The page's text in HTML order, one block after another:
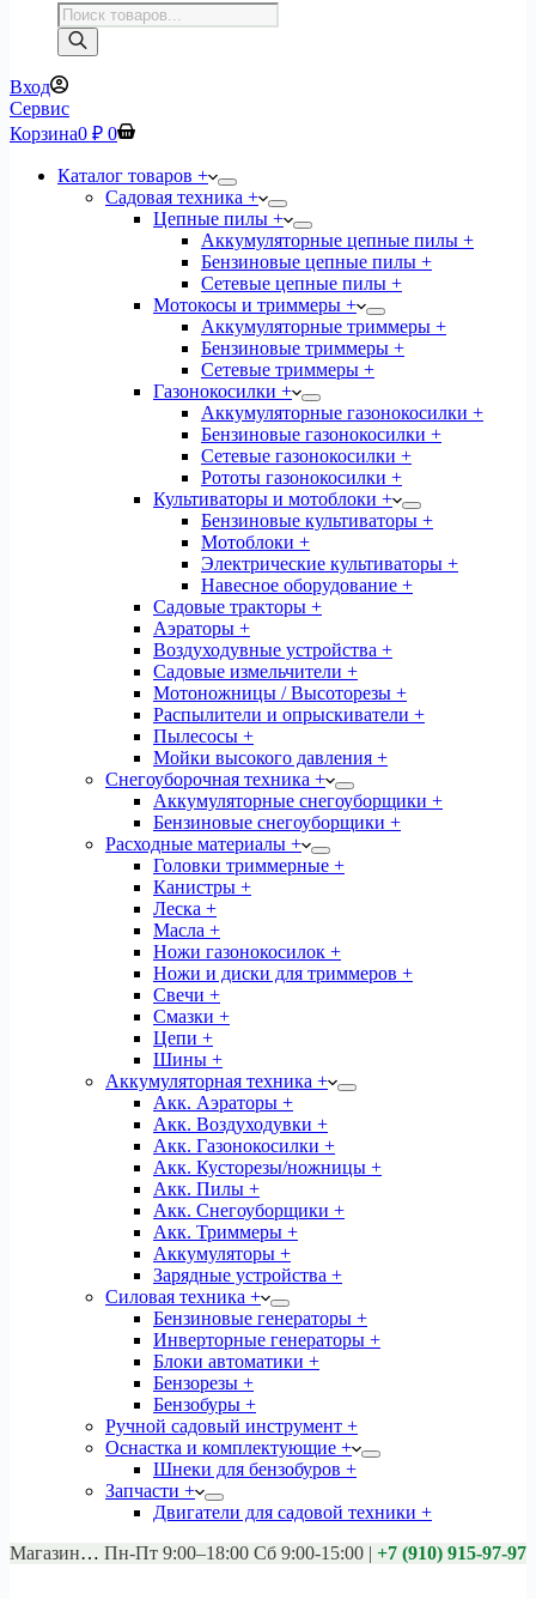
Поиск
товаров
Вход
Сервис
Корзина0 ₽ 0
Каталог товаров +
Садовая техника +
Цепные пилы +
Аккумуляторные цепные пилы +
Бензиновые цепные пилы +
Сетевые цепные пилы +
Мотокосы и триммеры +
Аккумуляторные триммеры +
Бензиновые триммеры +
Сетевые триммеры +
Газонокосилки +
Аккумуляторные газонокосилки +
Бензиновые газонокосилки +
Сетевые газонокосилки +
Рототы газонокосилки +
Культиваторы и мотоблоки +
Бензиновые культиваторы +
Мотоблоки +
Электрические культиваторы +
Навесное оборудование +
Садовые тракторы +
Аэраторы +
Воздуходувные устройства +
Садовые измельчители +
Мотоножницы / Высоторезы +
Распылители и опрыскиватели +
Пылесосы +
Мойки высокого давления +
Снегоуборочная техника +
Аккумуляторные снегоуборщики +
Бензиновые снегоуборщики +
Расходные материалы +
Головки триммерные +
Канистры +
Леска +
Масла +
Ножи газонокосилок +
Ножи и диски для триммеров +
Свечи +
Смазки +
Цепи +
Шины +
Аккумуляторная техника +
Акк. Аэраторы +
Акк. Воздуходувки +
Акк. Газонокосилки +
Акк. Кусторезы/ножницы +
Акк. Пилы +
Акк. Снегоуборщики +
Акк. Триммеры +
Аккумуляторы +
Зарядные устройства +
Силовая техника +
Бензиновые генераторы +
Инверторные генераторы +
Блоки автоматики +
Бензорезы +
Бензобуры +
Ручной садовый инструмент +
Оснастка и комплектующие +
Шнеки для бензобуров +
Запчасти +
Двигатели для садовой техники +
Магазины: Калуга ул. Московская д.113
Пн-Пт 9:00–18:00 Сб 9:00-15:00 | +7 (910) 915-97-97